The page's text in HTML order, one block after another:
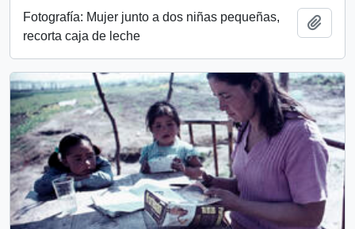
Fotografía: Mujer junto a dos niñas pequeñas,
recorta caja de leche